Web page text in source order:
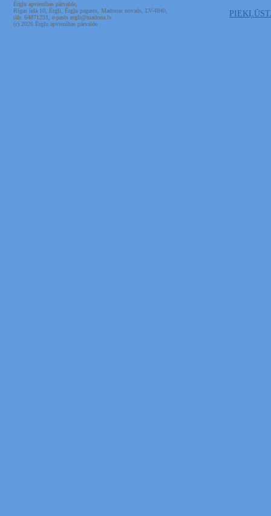
Ērgļu apvienības pārvalde,
Rīgas iela 10, Ērgļi, Ērgļu pagasts, Madonas novads, LV-4840,
tālr. 64871231, e-pasts ergli@madona.lv
(c) 2026 Ērgļu apvienības pārvalde